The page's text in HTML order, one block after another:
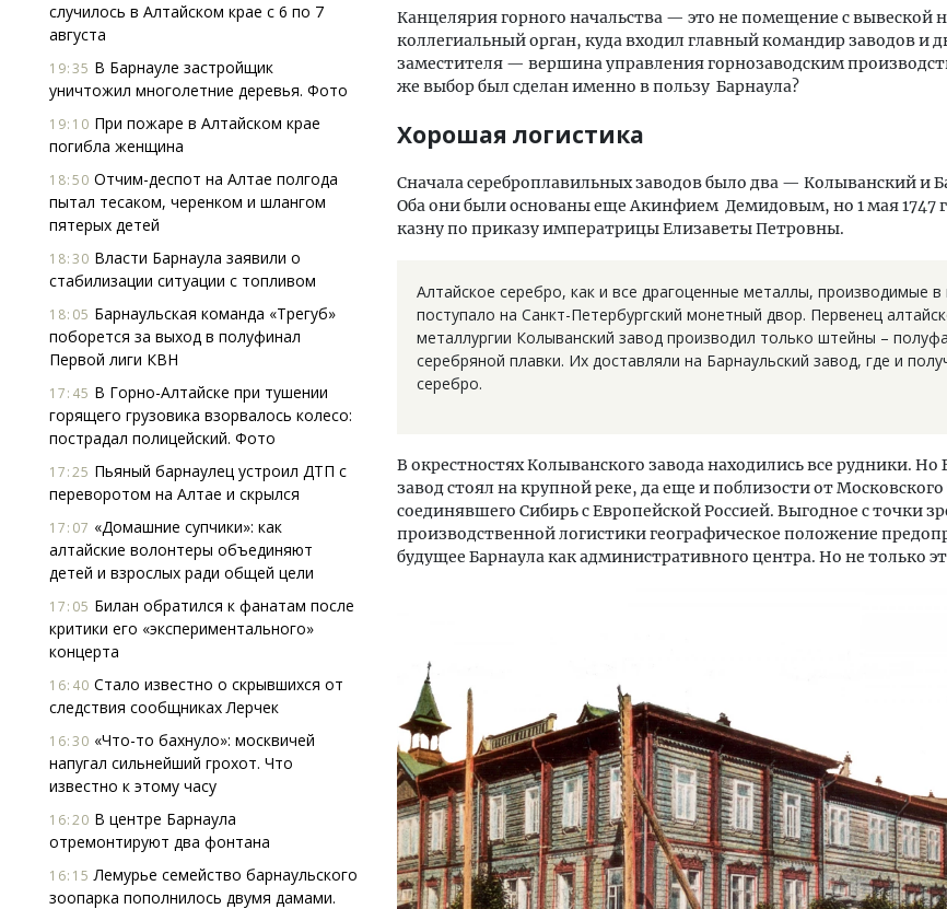
случилось в Алтайском крае с 6 по 7
августа
19:35 В Барнауле застройщик
уничтожил многолетние деревья. Фото
19:10 При пожаре в Алтайском крае
погибла женщина
18:50 Отчим-деспот на Алтае полгода
пытал тесаком, черенком и шлангом
пятерых детей
18:30 Власти Барнаула заявили о
стабилизации ситуации с топливом
18:05 Барнаульская команда «Трегуб»
поборется за выход в полуфинал
Первой лиги КВН
17:45 В Горно-Алтайске при тушении
горящего грузовика взорвалось колесо:
пострадал полицейский. Фото
17:25 Пьяный барнаулец устроил ДТП с
переворотом на Алтае и скрылся
17:07 «Домашние супчики»: как
алтайские волонтеры объединяют
детей и взрослых ради общей цели
17:05 Билан обратился к фанатам после
критики его «экспериментального»
концерта
16:40 Стало известно о скрывшихся от
следствия сообщниках Лерчек
16:30 «Что-то бахнуло»: москвичей
напугал сильнейший грохот. Что
известно к этому часу
16:20 В центре Барнаула
отремонтируют два фонтана
16:15 Лемурье семейство барнаульского
зоопарка пополнилось двумя дамами.
Канцелярия горного начальства — это не помещение с вывеской
коллегиальный орган, куда входил главный командир заводов и
заместителя — вершина управления горнозаводским
же выбор был сделан именно в пользу Барнаула?
Хорошая логистика
Сначала сереброплавильных заводов было два — Колыванский и
Оба они были основаны еще Акинфием Демидовым, но 1 мая 1747
казну по приказу императрицы Елизаветы Петровны.
Алтайское серебро, как и все драгоценные металлы, производимые в
поступало на Санкт-Петербургский монетный двор. Первенец
металлургии Колыванский завод производил только штейны –
серебряной плавки. Их доставляли на Барнаульский завод, где и
серебро.
В окрестностях Колыванского завода находились все рудники. Но
завод стоял на крупной реке, да еще и поблизости от Московского
соединявшего Сибирь с Европейской Россией. Выгодное с точки
производственной логистики географическое положение
будущее Барнаула как административного центра. Но не только